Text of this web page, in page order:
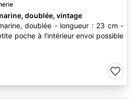
doublée, vintage
doublée - longueur : 23 cm -
poche à l'intérieur envoi possible